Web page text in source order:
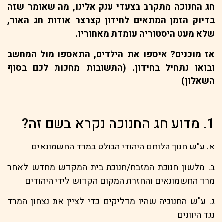
חג החנוכה מתקרב בצעדי ענק אלינו, מה שאומר שזה
בדיוק הזמן המתאים לחידון קצרצר אודות חג האור,
שלא מעט היסטוריה עומדת מאחוריו.
אז מוכנים? איספו את הילדים, התאספו מול המחשב
ובואו נתחיל בחידון. (התשובות מחכות לכם בסוף
השאלון)
א. ע"ש חנוך הלוחם היהודי הבולט במרד החשמונאים
ב. מלשון חנוכת המזבח/חנוכת בית המקדש מחדש לאחר
מרד החשמונאים והחזרת המקום הקדוש לידי היהודים
ג. ע"ש החנוכיה שהיו מדליקים כדי לציין את נצחון המרד
נגד היוונים